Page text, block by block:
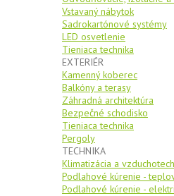
Vstavaný nábytok
Sadrokartónové systémy
LED osvetlenie
Tieniaca technika
EXTERIÉR
Kamenný koberec
Balkóny a terasy
Záhradná architektúra
Bezpečné schodisko
Tieniaca technika
Pergoly
TECHNIKA
Klimatizácia a
Podlahové kúrenie -
Podlahové kúrenie -